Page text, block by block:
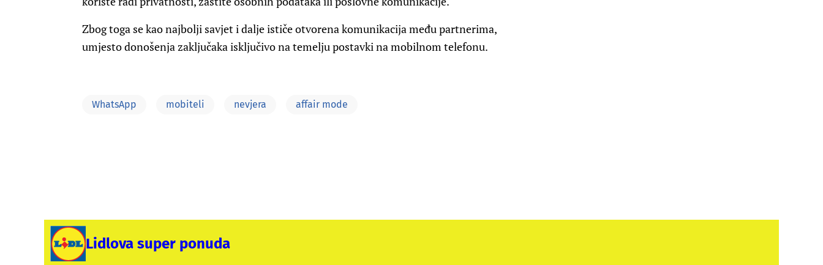
Zbog toga se kao najbolji savjet i dalje ističe otvorena komunikacija među partnerima,
umjesto donošenja zaključaka isključivo na temelju postavki na mobilnom telefonu.
WhatsApp mobiteli nevjera affair mode
Lidlova super ponuda